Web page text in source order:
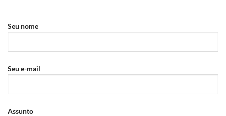
Seu nome
Seu e-mail
Assunto